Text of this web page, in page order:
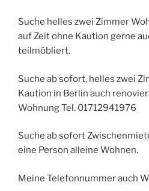
Suche helles zwei Zimmer
auf Zeit ohne Kaution gerne
teilmöbliert.
Suche ab sofort, helles zwei
Kaution in Berlin auch
Wohnung Tel. 01712941976
Suche ab sofort
eine Person alleine Wohnen.
Meine Telefonnummer auch